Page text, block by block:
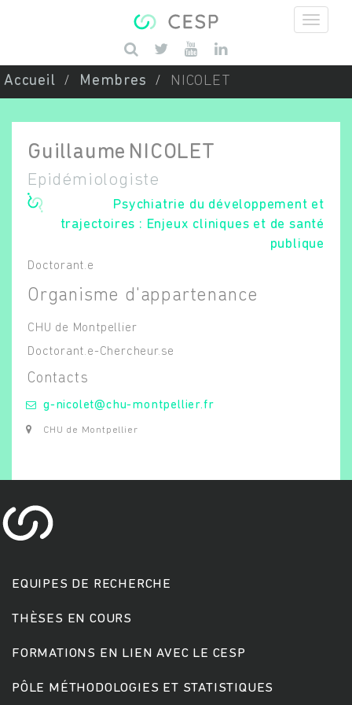
Saisissez vos mots-clés
Accueil Membres NICOLET
Guillaume NICOLET
Epidémiologiste
Psychiatrie du développement et
trajectoires : Enjeux cliniques et de santé
publique
Doctorant.e
Organisme d'appartenance
CHU de Montpellier
Doctorant.e-Chercheur.se
g-nicolet@chu-montpellier.fr
CHU de Montpellier
EQUIPES DE RECHERCHE
THÈSES EN COURS
FORMATIONS EN LIEN AVEC LE CESP
PÔLE MÉTHODOLOGIES ET STATISTIQUES